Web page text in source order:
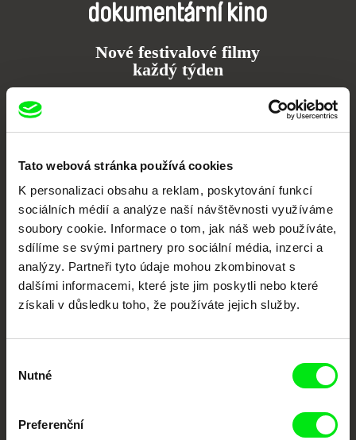
Tato webová stránka používá cookies
K personalizaci obsahu a reklam, poskytování funkcí
sociálních médií a analýze naší návštěvnosti využíváme
soubory cookie. Informace o tom, jak náš web používáte,
sdílíme se svými partnery pro sociální média, inzerci a
analýzy. Partneři tyto údaje mohou zkombinovat s
dalšími informacemi, které jste jim poskytli nebo které
získali v důsledku toho, že používáte jejich služby.
souhlasu
Nutné
Preferenční
dokumentární kino
Nové festivalové filmy
každý týden
Portál DAFilms.cz je výsledkem tvůrčí spolupráce 7 klíčových evropských
festivalů dokumentárního filmu sdružených do Doc Alliance. Naším cílem je